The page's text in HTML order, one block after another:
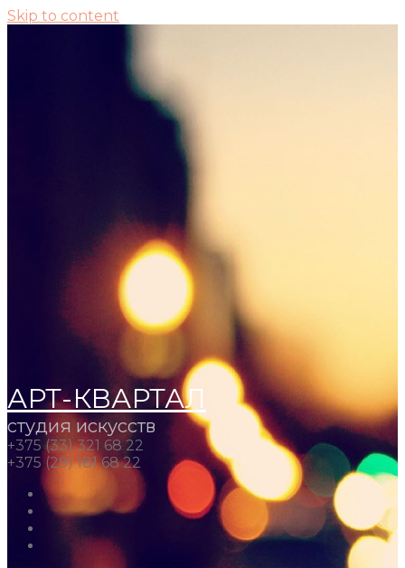
Skip to content
АРТ-КВАРТАЛ
студия искусств
+375 (33) 321 68 22
+375 (29) 181 68 22